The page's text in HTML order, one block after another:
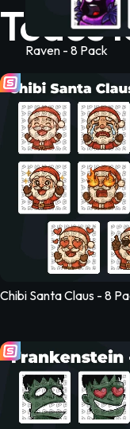
Raven - 8 Pack
Todos
Chibi Santa Claus - 8